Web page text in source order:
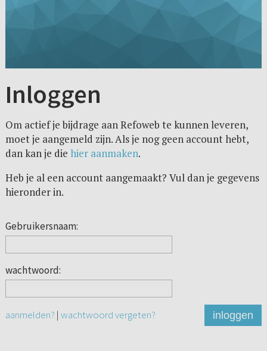
Inloggen
Om actief je bijdrage aan Refoweb te kunnen leveren,
moet je aangemeld zijn. Als je nog geen account hebt,
dan kan je die hier aanmaken.
Heb je al een account aangemaakt? Vul dan je gegevens
hieronder in.
Gebruikersnaam:
wachtwoord:
aanmelden? | wachtwoord vergeten? inloggen